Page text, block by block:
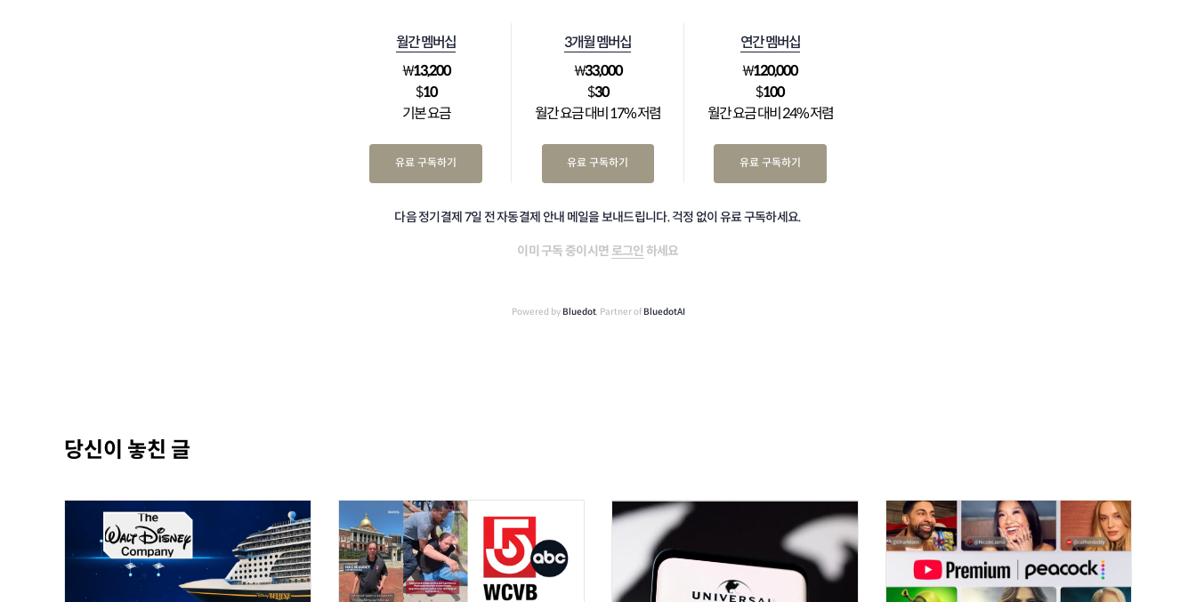
월간 멤버십
₩13,200
$10
기본 요금
유료 구독하기
3개월 멤버십
₩33,000
$30
월간 요금 대비 17% 저렴
유료 구독하기
연간 멤버십
₩120,000
$100
월간 요금 대비 24% 저렴
유료 구독하기
다음 정기결제 7일 전 자동결제 안내 메일을 보내드립니다. 걱정 없이 유료 구독하세요.
이미 구독 중이시면 로그인 하세요
Powered by Bluedot, Partner of BluedotAI
당신이 놓친 글